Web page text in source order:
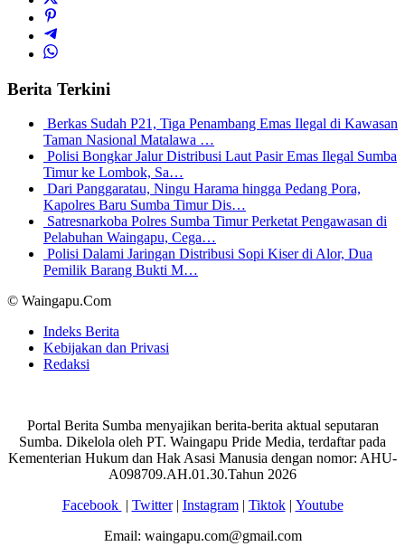
Berita Terkini
Berkas Sudah P21, Tiga Penambang Emas Ilegal di Kawasan
Taman Nasional Matalawa …
Polisi Bongkar Jalur Distribusi Laut Pasir Emas Ilegal Sumba
Timur ke Lombok, Sa…
Dari Panggaratau, Ningu Harama hingga Pedang Pora,
Kapolres Baru Sumba Timur Dis…
Satresnarkoba Polres Sumba Timur Perketat Pengawasan di
Pelabuhan Waingapu, Cega…
Polisi Dalami Jaringan Distribusi Sopi Kiser di Alor, Dua
Pemilik Barang Bukti M…
© Waingapu.Com
Indeks Berita
Kebijakan dan Privasi
Redaksi
Portal Berita Sumba menyajikan berita-berita aktual seputaran
Sumba. Dikelola oleh PT. Waingapu Pride Media, terdaftar pada
Kementerian Hukum dan Hak Asasi Manusia dengan nomor: AHU-
A098709.AH.01.30.Tahun 2026
Facebook | Twitter| Instagram| Tiktok| Youtube
Email: waingapu.com@gmail.com